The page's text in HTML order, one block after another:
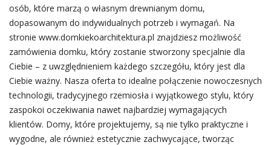
osób, które marzą o własnym drewnianym domu,
dopasowanym do indywidualnych potrzeb i wymagań. Na
stronie www.domkiekoarchitektura.pl znajdziesz możliwość
zamówienia domku, który zostanie stworzony specjalnie dla
Ciebie – z uwzględnieniem każdego szczegółu, który jest dla
Ciebie ważny. Nasza oferta to idealne połączenie nowoczesnych
technologii, tradycyjnego rzemiosła i wyjątkowego stylu, który
zaspokoi oczekiwania nawet najbardziej wymagających
klientów. Domy, które projektujemy, są nie tylko praktyczne i
wygodne, ale również estetycznie zachwycające, tworząc